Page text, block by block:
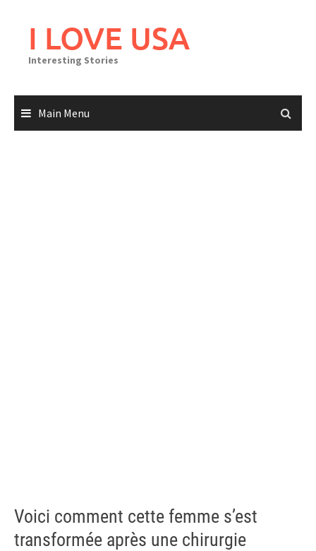
I LOVE USA
Interesting Stories
Main Menu
Voici comment cette femme s’est
transformée après une chirurgie